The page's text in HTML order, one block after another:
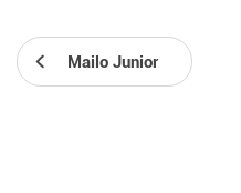
Mailo Junior